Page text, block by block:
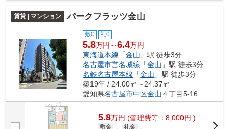
賃貸 | マンション パークフラッツ金山
敷0 礼0
5.8万円～6.4万円
東海道本線 「金山 」駅 徒歩3分
名古屋市営名城線 「金山 」駅 徒歩3分
名鉄名古屋本線 「金山 」駅 徒歩3分
築19年 / 24.00㎡～24.37㎡
愛知県名古屋市中区金山 ４丁目5-16
5.8万円 (管理費等：8,000円 )
敷金 - 礼金 -